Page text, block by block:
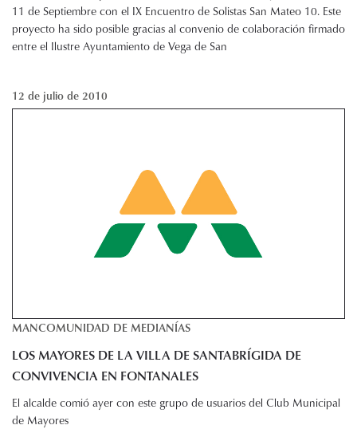
11 de Septiembre con el IX Encuentro de Solistas San Mateo 10. Este
proyecto ha sido posible gracias al convenio de colaboración firmado
entre el Ilustre Ayuntamiento de Vega de San
12 de julio de 2010
MANCOMUNIDAD DE MEDIANÍAS
LOS MAYORES DE LA VILLA DE SANTABRÍGIDA DE
CONVIVENCIA EN FONTANALES
El alcalde comió ayer con este grupo de usuarios del Club Municipal
de Mayores